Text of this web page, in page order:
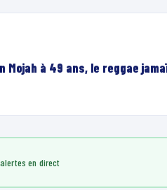
Mojah à 49 ans, le reggae